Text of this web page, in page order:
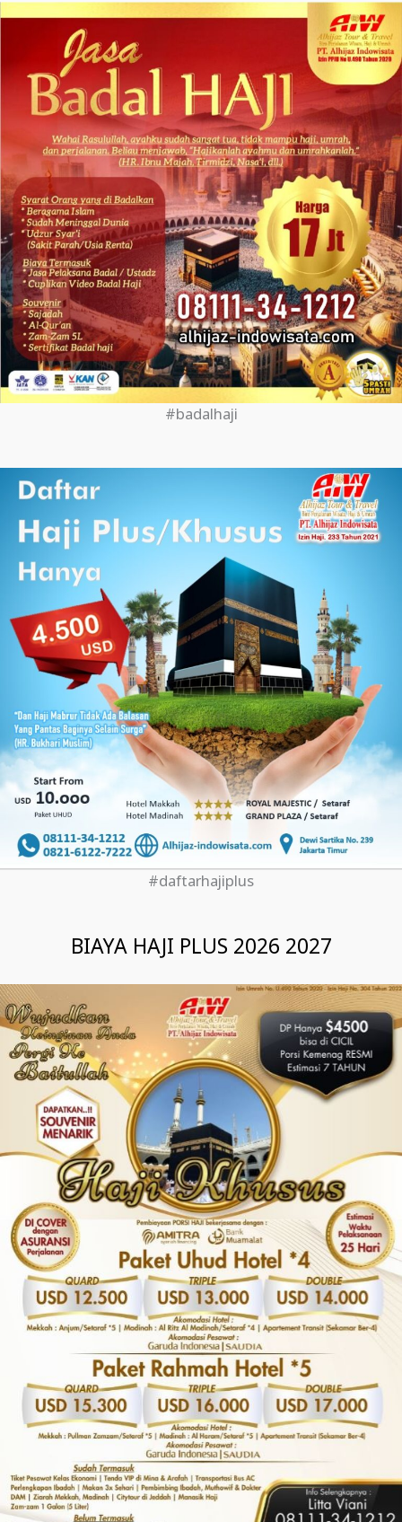
#badalhaji
#daftarhajiplus
BIAYA HAJI PLUS 2026 2027